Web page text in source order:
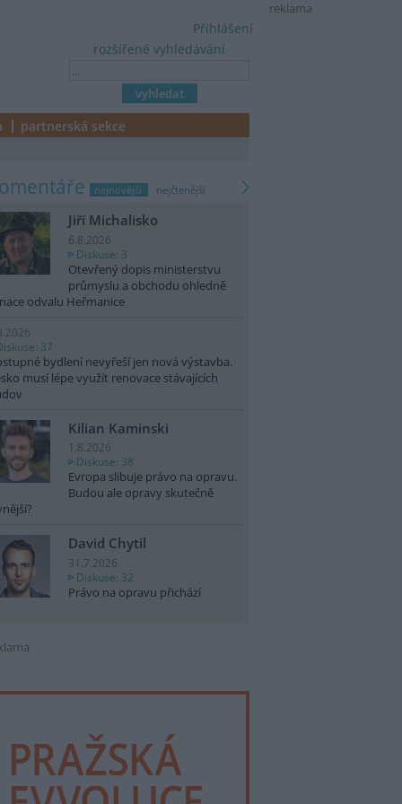
reklama
rozšířené vyhledávání
Přihlášení
partnerská sekce
nejnovější nejčtenější
Jiří Michalisko
6.8.2026
Diskuse: 3
Otevřený dopis ministerstvu
průmyslu a obchodu ohledně
odvalu Heřmanice
37
bydlení nevyřeší jen nová výstavba.
musí lépe využít renovace stávajících
Kilian Kaminski
1.8.2026
Diskuse: 38
Evropa slibuje právo na opravu.
Budou ale opravy skutečně
David Chytil
31.7.2026
Diskuse: 32
Právo na opravu přichází